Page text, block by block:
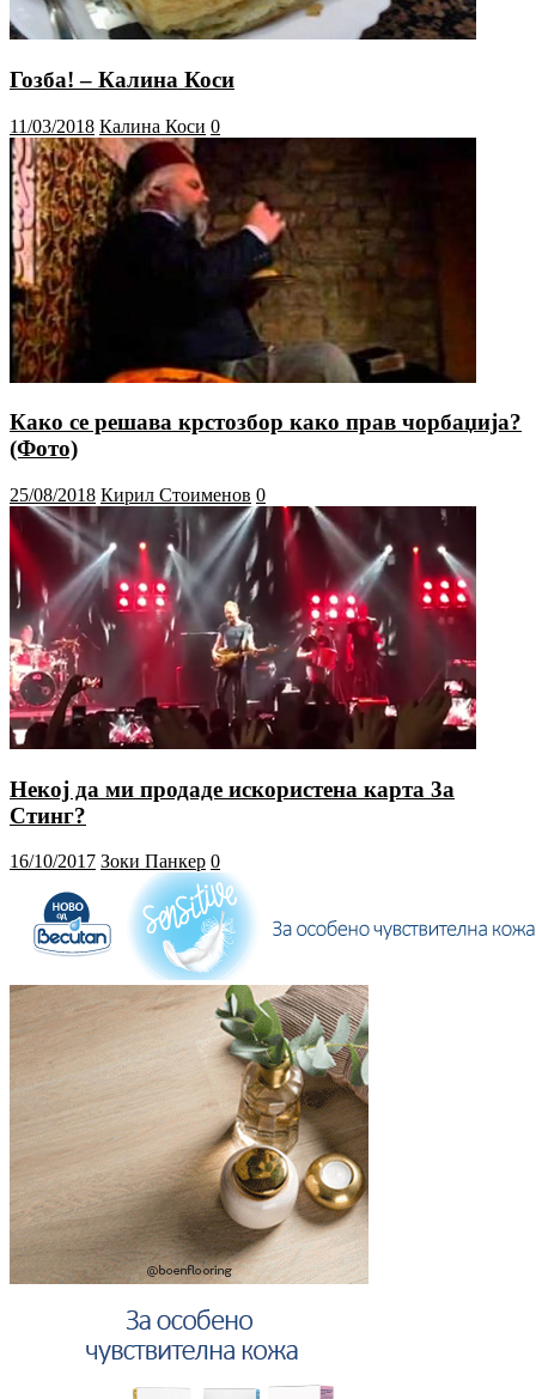
Гозба! – Калина Коси
11/03/2018 Калина Коси 0
Како се решава крстозбор како прав чорбаџија?
(Фото)
25/08/2018 Кирил Стоименов 0
Некој да ми продаде искористена карта 3а
Стинг?
16/10/2017 Зоки Панкер 0